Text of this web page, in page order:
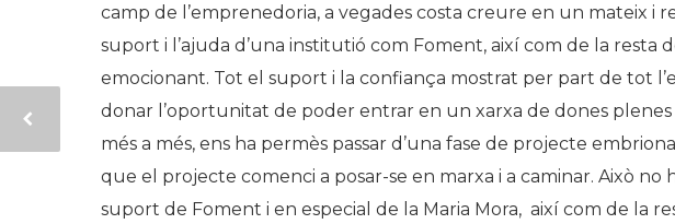
camp de l’emprenedoria, a vegades costa creure en un mateix i
suport i l’ajuda d’una institutió com Foment, així com de la resta
emocionant. Tot el suport i la confiança mostrat per part de tot
donar l’oportunitat de poder entrar en un xarxa de dones
més a més, ens ha permès passar d’una fase de projecte
que el projecte comenci a posar-se en marxa i a caminar. Això no
suport de Foment i en especial de la Maria Mora, així com de la